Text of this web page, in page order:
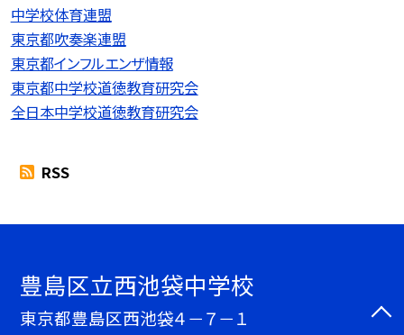
中学校体育連盟
東京都吹奏楽連盟
東京都インフルエンザ情報
東京都中学校道徳教育研究会
全日本中学校道徳教育研究会
RSS
豊島区立西池袋中学校
東京都豊島区西池袋４－７－１